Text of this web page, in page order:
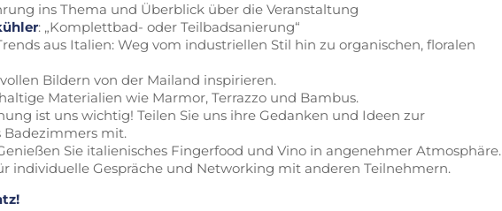
ins Thema und Überblick über die Veranstaltung
: „Komplettbad- oder Teilbadsanierung“
aus Italien: Weg vom industriellen Stil hin zu organischen, floralen
Bildern von der Mailand inspirieren.
Materialien wie Marmor, Terrazzo und Bambus.
ist uns wichtig! Teilen Sie uns ihre Gedanken und Ideen zur
mit.
Sie italienisches Fingerfood und Vino in angenehmer Atmosphäre.
individuelle Gespräche und Networking mit anderen Teilnehmern.